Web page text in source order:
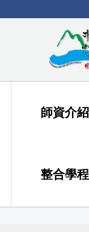
師資介紹
整合學程